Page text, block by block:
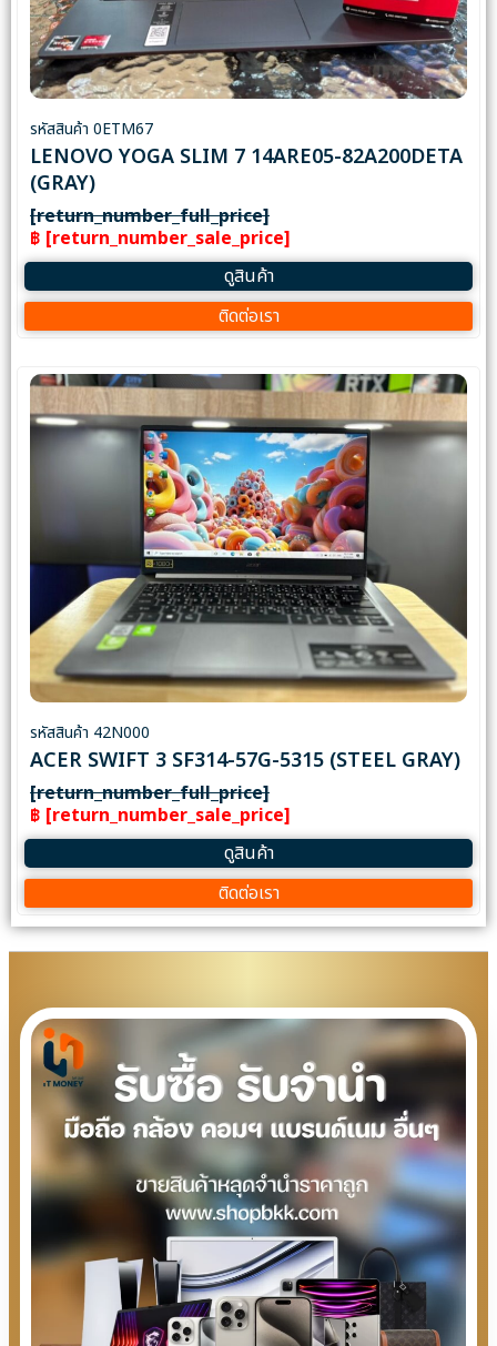
รหัสสินค้า 0ETM67
LENOVO YOGA SLIM 7 14ARE05-82A200DETA
(GRAY)
[return_number_full_price]
฿ [return_number_sale_price]
ดูสินค้า
ติดต่อเรา
รหัสสินค้า 42N000
ACER SWIFT 3 SF314-57G-5315 (STEEL GRAY)
[return_number_full_price]
฿ [return_number_sale_price]
ดูสินค้า
ติดต่อเรา